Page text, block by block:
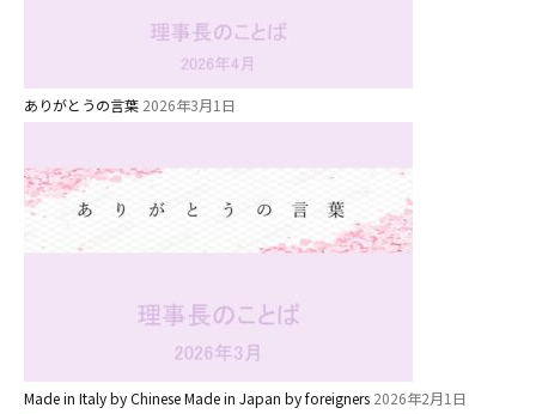
ありがとうの言葉 2026年3月1日
Made in Italy by Chinese Made in Japan by foreigners 2026年2月1日
教職員募集
園のこと
安⼼・安全対策
給⾷
課外教室
教育と保育